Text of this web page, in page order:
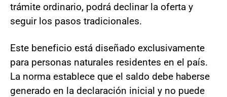
trámite ordinario, podrá declinar la oferta y
seguir los pasos tradicionales.
Este beneficio está diseñado exclusivamente
para personas naturales residentes en el país.
La norma establece que el saldo debe haberse
generado en la declaración inicial y no puede